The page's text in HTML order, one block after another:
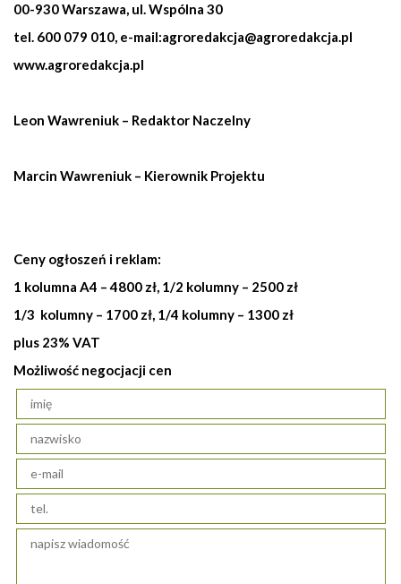
00-930 Warszawa, ul. Wspólna 30
tel. 600 079 010, e-mail:agroredakcja@agroredakcja.pl
www.agroredakcja.pl
Leon Wawreniuk – Redaktor Naczelny
Marcin Wawreniuk – Kierownik Projektu
Ceny ogłoszeń i reklam:
1 kolumna A4 – 4800 zł, 1/2 kolumny – 2500 zł
1/3 kolumny – 1700 zł, 1/4 kolumny – 1300 zł
plus 23% VAT
Możliwość negocjacji cen